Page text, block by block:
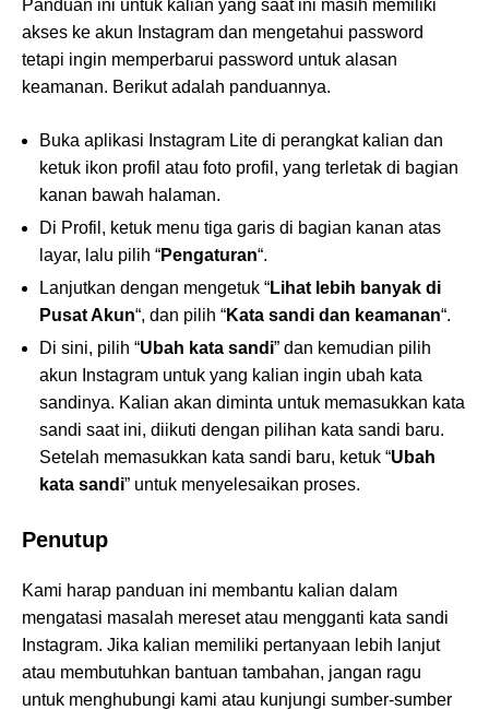
Panduan ini untuk kalian yang saat ini masih memiliki
akses ke akun Instagram dan mengetahui password
tetapi ingin memperbarui password untuk alasan
keamanan. Berikut adalah panduannya.
Buka aplikasi Instagram Lite di perangkat kalian dan
ketuk ikon profil atau foto profil, yang terletak di bagian
kanan bawah halaman.
Di Profil, ketuk menu tiga garis di bagian kanan atas
layar, lalu pilih “Pengaturan“.
Lanjutkan dengan mengetuk “Lihat lebih banyak di
Pusat Akun“, dan pilih “Kata sandi dan keamanan“.
Di sini, pilih “Ubah kata sandi” dan kemudian pilih
akun Instagram untuk yang kalian ingin ubah kata
sandinya. Kalian akan diminta untuk memasukkan kata
sandi saat ini, diikuti dengan pilihan kata sandi baru.
Setelah memasukkan kata sandi baru, ketuk “Ubah
kata sandi” untuk menyelesaikan proses.
Penutup
Kami harap panduan ini membantu kalian dalam
mengatasi masalah mereset atau mengganti kata sandi
Instagram. Jika kalian memiliki pertanyaan lebih lanjut
atau membutuhkan bantuan tambahan, jangan ragu
untuk menghubungi kami atau kunjungi sumber-sumber